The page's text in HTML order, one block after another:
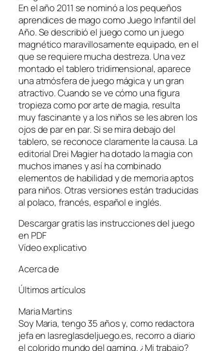
En el año 2011 se nominó a los pequeños
aprendices de mago como Juego Infantil del
Año. Se describió el juego como un juego
magnético maravillosamente equipado, en el
que se requiere mucha destreza. Una vez
montado el tablero tridimensional, aparece
una atmósfera de juego mágica y un gran
atractivo. Cuando se ve cómo una figura
tropieza como por arte de magia, resulta
muy fascinante y a los niños se les abren los
ojos de par en par. Si se mira debajo del
tablero, se reconoce claramente la causa. La
editorial Drei Magier ha dotado la magia con
muchos imanes y así ha combinado
elementos de habilidad y de memoria aptos
para niños. Otras versiones están traducidas
al polaco, francés, español e inglés.
Descargar gratis las instrucciones del juego
en PDF
Vídeo explicativo
Acerca de
Últimos artículos
Maria Martins
Soy Maria, tengo 35 años y, como redactora
jefa en lasreglasdeljuego.es, recorro a diario
el colorido mundo del gaming. ¿Mi trabajo?